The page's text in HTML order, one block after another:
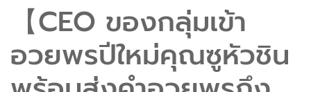
【CEO ของกลุ่มเข้า
อวยพรปีใหม่คุณซูหัวชิน